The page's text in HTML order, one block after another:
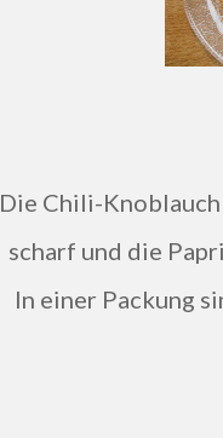
Die Chili-
scharf und die
In einer Packung